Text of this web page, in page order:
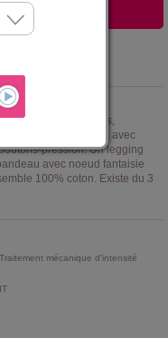
imprimé papillons,
Coupe évasée, avec
pression. Un legging
avec noeud fantaisie
100% coton. Existe du 3
mécanique d'intensité